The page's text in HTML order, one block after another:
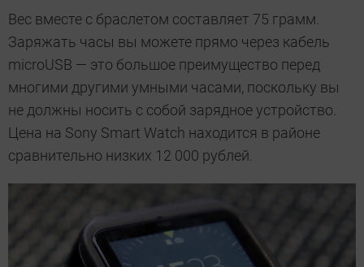
Вес вместе с браслетом составляет 75 грамм.
Заряжать часы вы можете прямо через кабель
microUSB — это большое преимущество перед
многими другими умными часами, поскольку вы
не должны носить с собой зарядное устройство.
Цена на Sony Smart Watch находится в районе
сравнительно низких 12 000 рублей.